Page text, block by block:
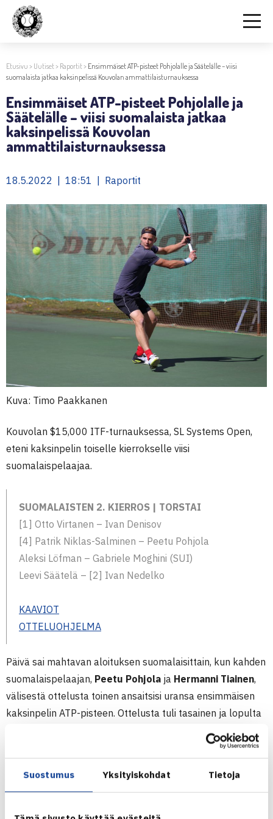
Suostumus Yksityiskohdat Tietoja
Etusivu > Uutiset> Raportit> Ensimmäiset ATP-pisteet Pohjolalle ja Säätelälle – viisi
suomalaista jatkaa kaksinpelissä Kouvolan ammattilaisturnauksessa
Ensimmäiset ATP-pisteet Pohjolalle ja
Säätelälle – viisi suomalaista jatkaa
kaksinpelissä Kouvolan
ammattilaisturnauksessa
18.5.2022 | 18:51 | Raportit
Kuva: Timo Paakkanen
Kouvolan $15,000 ITF-turnauksessa, SL Systems Open,
eteni kaksinpelin toiselle kierrokselle viisi
suomalaispelaajaa.
SUOMALAISTEN 2. KIERROS | TORSTAI
[1] Otto Virtanen – Ivan Denisov
[4] Patrik Niklas-Salminen – Peetu Pohjola
Aleksi Löfman – Gabriele Moghini (SUI)
Leevi Säätelä – [2] Ivan Nedelko
KAAVIOT
OTTELUOHJELMA
Päivä sai mahtavan aloituksen suomalaisittain, kun kahden
suomalaispelaajan, Peetu Pohjola ja Hermanni Tiainen,
välisestä ottelusta toinen ansaitsisi uransa ensimmäisen
kaksinpelin ATP-pisteen. Ottelusta tuli tasainen ja lopulta
voittoa tuuletti Pohjola erin 2-6, 6-3, 6-3. Lisää iloa toi
sama temppu, kun hän voitti virolaisen
Viime vuonna Kouvolassa avauspisteensä saanutAleksi
eteni jatkoon voitolla kahdeksanneksi sijoitetusta